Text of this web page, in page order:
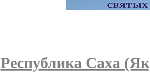
Республика Саха